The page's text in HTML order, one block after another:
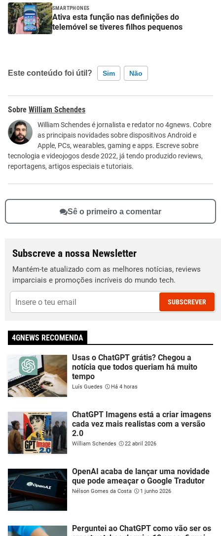
SMARTPHONES
Ativa esta função nas definições do
telemóvel se tiveres filhos pequenos
Este conteúdo foi útil? Sim Não
Este conteúdo contém informação incorreta
Este conteúdo não tem a informação que procuro
Outro
William Schendes
William Schendes é jornalista e redator no 4gnews. Cobre
as principais novidades sobre dispositivos Android e
Apple, PCs, wearables, gaming e apps. Escreve sobre
tecnologia e videojogos desde 2022, já tendo produzido reviews,
reportagens, artigos especiais e tutoriais.
Sê o primeiro a comentar
Subscreve a nossa Newsletter
Mantém-te atualizado com as melhores notícias, reviews
imparciais e promoções incríveis do mundo tech.
SUBSCREVER
4GNEWS RECOMENDA
Usas o ChatGPT grátis? Chegou a
notícia que todos queriam há muito
tempo
Luís Guedes Há 4 horas
ChatGPT Imagens está a criar imagens
cada vez mais realistas com a versão
2.0
William Schendes 22 abril 2026
OpenAI acaba de lançar uma novidade
que pode ameaçar o Google Tradutor
Nélson Gomes da Costa 1 junho 2026
Perguntei ao ChatGPT como vão ser os